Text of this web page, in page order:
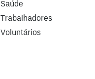
Saúde
Trabalhadores
Voluntários